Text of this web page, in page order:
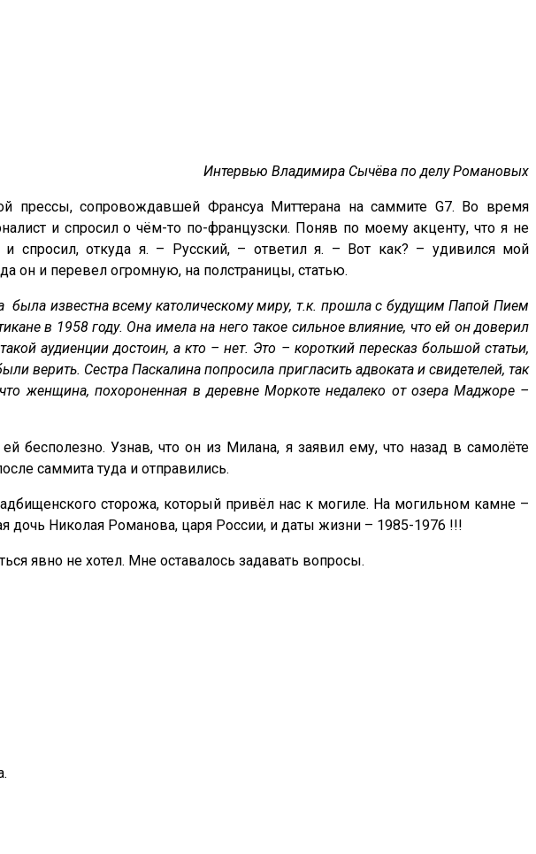
Интервью Владимира Сычёва по делу Романовых
прессы, сопровождавшей Франсуа Миттерана на саммите G7. Во время
и спросил о чём-то по-французски. Поняв по моему акценту, что я не
спросил, откуда я. – Русский, – ответил я. – Вот как? – удивился мой
он и перевел огромную, на полстраницы, статью.
была известна всему католическому миру, т.к. прошла с будущим Папой Пием
в 1958 году. Она имела на него такое сильное влияние, что ей он доверил
аудиенции достоин, а кто – нет. Это – короткий пересказ большой статьи,
Сестра Паскалина попросила пригласить адвоката и свидетелей, так
женщина, похороненная в деревне Моркоте недалеко от озера Маджоре –
бесполезно. Узнав, что он из Милана, я заявил ему, что назад в самолёте
саммита туда и отправились.
сторожа, который привёл нас к могиле. На могильном камне –
Николая Романова, царя России, и даты жизни – 1985-1976 !!!
явно не хотел. Мне оставалось задавать вопросы.